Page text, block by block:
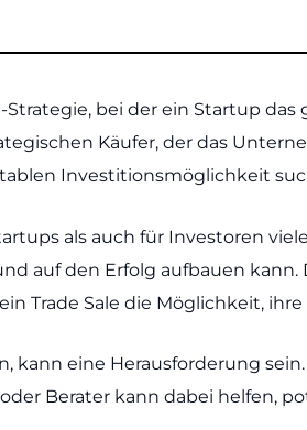
Strategie, bei der ein Startup
Käufer, der das
Investitionsmöglichkeit
als auch für Investoren
auf den Erfolg aufbauen
Trade Sale die Möglichkeit,
kann eine Herausforderung
Berater kann dabei helfen,